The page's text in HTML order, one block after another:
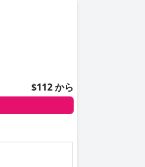
$112 から